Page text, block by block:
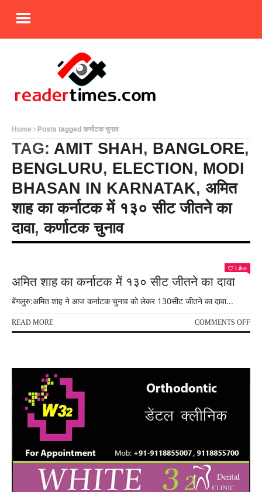
Home Posts tagged कर्णाटक चुनाव
TAG: AMIT SHAH, BANGLORE,
BENGLURU, ELECTION, MODI
BHASAN IN KARNATAK, अमित
शाह का कर्नाटक में १३० सीट जीतने का
दावा,कर्णाटक चुनाव
Like
अमित शाह का कर्नाटक में १३० सीट जीतने का दावा
बेंगलुरु:अमित शाह ने आज कर्नाटक चुनाव को लेकर 130सीट जीतने का दावा...
READ MORE COMMENTS OFFON